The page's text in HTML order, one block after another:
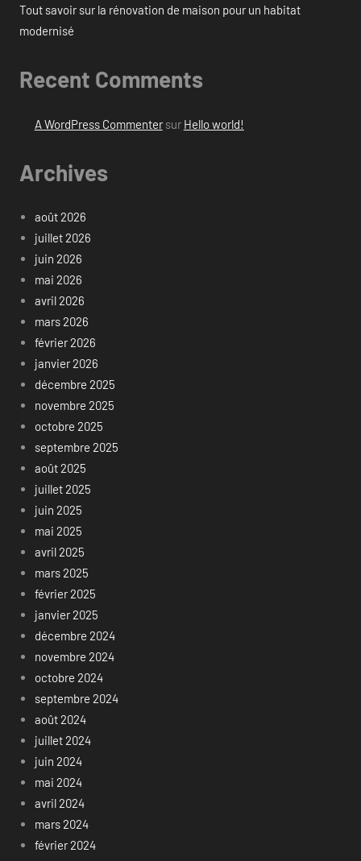
Tout savoir sur la rénovation de maison pour un habitat
modernisé
Recent Comments
A WordPress Commentersur Hello world!
Archives
août 2026
juillet 2026
juin 2026
mai 2026
avril 2026
mars 2026
février 2026
janvier 2026
décembre 2025
novembre 2025
octobre 2025
septembre 2025
août 2025
juillet 2025
juin 2025
mai 2025
avril 2025
mars 2025
février 2025
janvier 2025
décembre 2024
novembre 2024
octobre 2024
septembre 2024
août 2024
juillet 2024
juin 2024
mai 2024
avril 2024
mars 2024
février 2024